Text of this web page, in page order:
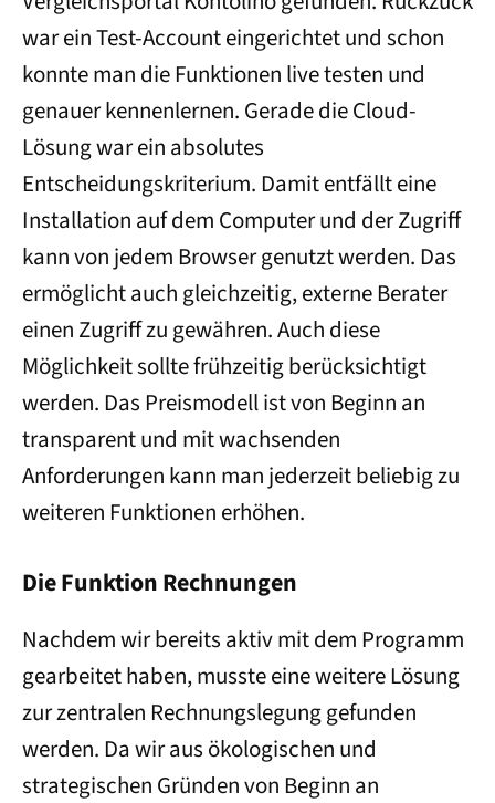
war ein Test-Account eingerichtet und schon
konnte man die Funktionen live testen und
genauer kennenlernen. Gerade die Cloud-
Lösung war ein absolutes
Entscheidungskriterium. Damit entfällt eine
Installation auf dem Computer und der Zugriff
kann von jedem Browser genutzt werden. Das
ermöglicht auch gleichzeitig, externe Berater
einen Zugriff zu gewähren. Auch diese
Möglichkeit sollte frühzeitig berücksichtigt
werden. Das Preismodell ist von Beginn an
transparent und mit wachsenden
Anforderungen kann man jederzeit beliebig zu
weiteren Funktionen erhöhen.
Die Funktion Rechnungen
Nachdem wir bereits aktiv mit dem Programm
gearbeitet haben, musste eine weitere Lösung
zur zentralen Rechnungslegung gefunden
werden. Da wir aus ökologischen und
strategischen Gründen von Beginn an